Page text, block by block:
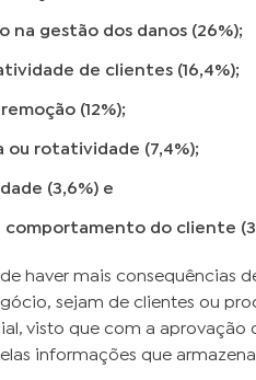
na gestão dos danos (26%);
de clientes (16,4%);
(12%);
ou rotatividade (7,4%);
(3,6%) e
comportamento do cliente
haver mais consequências
sejam de clientes ou
visto que com a aprovação
informações que